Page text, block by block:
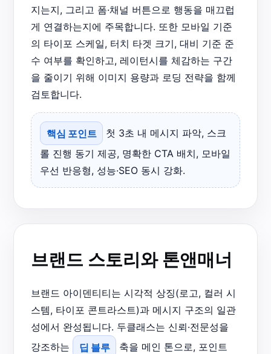
지는지, 그리고 폼·채널 버튼으로 행동을 매끄럽
게 연결하는지에 주목합니다. 또한 모바일 기준
의 타이포 스케일, 터치 타겟 크기, 대비 기준 준
수 여부를 확인하고, 레이턴시를 체감하는 구간
을 줄이기 위해 이미지 용량과 로딩 전략을 함께
검토합니다.
핵심 포인트
첫 3초 내 메시지 파악, 스크
롤 진행 동기 제공, 명확한 CTA 배치, 모바일
우선 반응형, 성능·SEO 동시 강화.
브랜드 스토리와 톤앤매너
브랜드 아이덴티티는 시각적 상징(로고, 컬러 시
스템, 타이포 콘트라스트)과 메시지 구조의 일관
성에서 완성됩니다. 두클래스는 신뢰·전문성을
강조하는
딥 블루
축을 메인 톤으로, 포인트